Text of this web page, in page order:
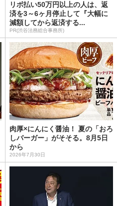
リボ払い50万円以上の人は、返
済を3～6ヶ月停止して『大幅に
減額してから返済する...
PR(渋谷法務総合事務所)
肉厚×にんにく醤油！ 夏の「おろ
しバーガー」がそそる。8月5日
から
2026年7月30日